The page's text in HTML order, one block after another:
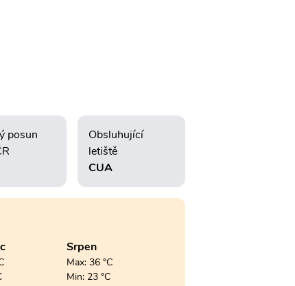
posun
Obsluhující
letiště
CUA
Srpen
Max: 36 °C
Min: 23 °C